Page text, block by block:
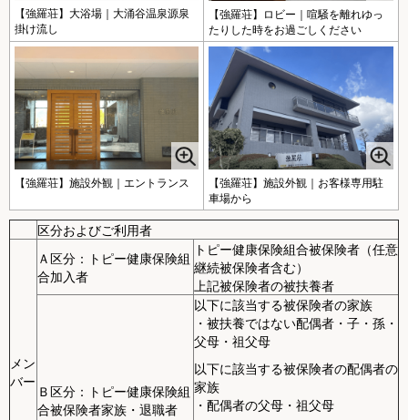
【強羅荘】大浴場｜大涌谷温泉源泉
掛け流し
【強羅荘】ロビー｜喧騒を離れゆっ
たりした時をお過ごしください
【強羅荘】施設外観｜エントランス
【強羅荘】施設外観｜お客様専用駐
車場から
区分およびご利用者
メン
バー
Ａ区分：トピー健康保険組
合加入者
トピー健康保険組合被保険者（任意
継続被保険者含む）
上記被保険者の被扶養者
Ｂ区分：トピー健康保険組
合被保険者家族・退職者
以下に該当する被保険者の家族
・被扶養ではない配偶者・子・孫・
父母・祖父母
以下に該当する被保険者の配偶者の
家族
・配偶者の父母・祖父母